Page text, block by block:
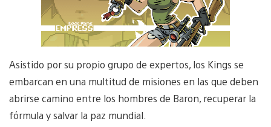
Asistido por su propio grupo de expertos, los Kings se
embarcan en una multitud de misiones en las que deben
abrirse camino entre los hombres de Baron, recuperar la
fórmula y salvar la paz mundial.